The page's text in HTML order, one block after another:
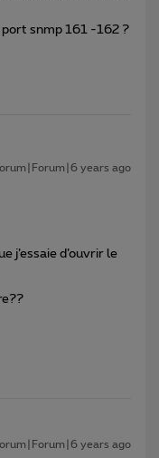
port snmp 161 -162 ?
years ago
j’essaie d’ouvrir le
years ago